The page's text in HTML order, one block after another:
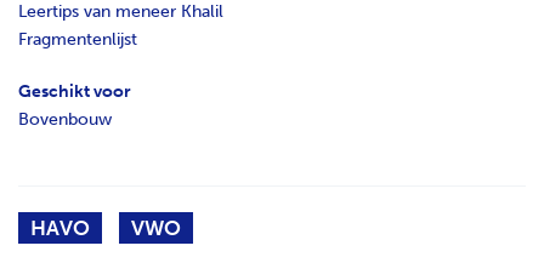
Leertips van meneer Khalil
Fragmentenlijst
Geschikt voor
Bovenbouw
HAVO
VWO